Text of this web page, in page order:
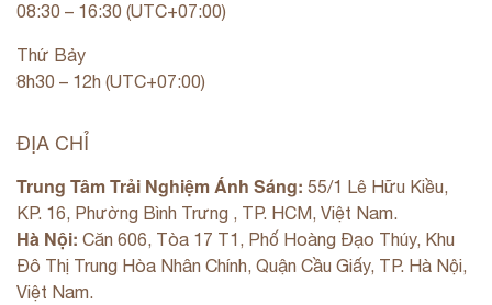
08:30 – 16:30 (UTC+07:00)
Thứ Bảy
8h30 – 12h (UTC+07:00)
ĐỊA CHỈ
Trung Tâm Trải Nghiệm Ánh Sáng: 55/1 Lê Hữu Kiều,
KP. 16, Phường Bình Trưng , TP. HCM, Việt Nam.
Hà Nội: Căn 606, Tòa 17 T1, Phố Hoàng Đạo Thúy, Khu
Đô Thị Trung Hòa Nhân Chính, Quận Cầu Giấy, TP. Hà Nội,
Việt Nam.